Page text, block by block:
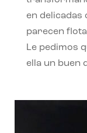
en
parecen
Le pedimos
ella un buen